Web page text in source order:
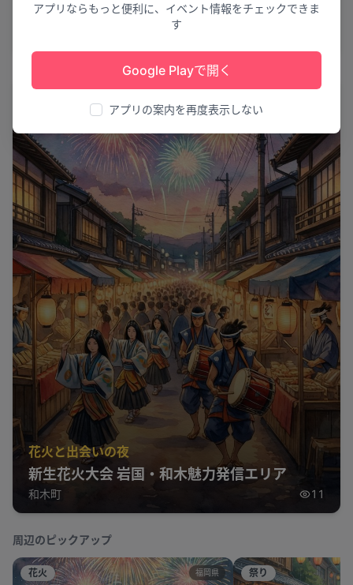
アプリならもっと便利に、イベント情報をチェックできま
す
Google Playで開く
アプリの案内を再度表示しない
ニジガハマ納涼夜市2026
花火
花火と出会いの夜
新生花火大会 岩国・和木魅力発信エリア
和木町 11
周辺のピックアップ
花火 福岡県 祭り